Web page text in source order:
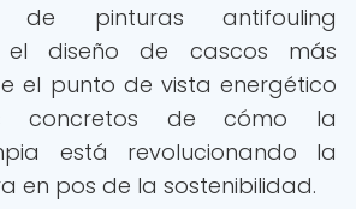
de pinturas antifouling
diseño de cascos más
el punto de vista energético
concretos de cómo la
está revolucionando la
en pos de la sostenibilidad.